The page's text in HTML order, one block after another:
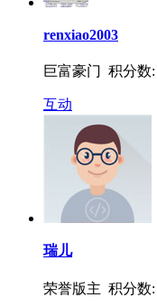
renxiao2003
巨富豪门 积分数:
互动
瑞儿
荣誉版主 积分数: